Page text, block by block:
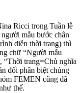
Ricci trong Tuần lễ
mẫu bước chân
diễn thời trang) thì
chữ “Người mẫu
“Thời trang=Chủ nghĩa
đối phân biệt chủng
FEMEN cũng đã
thế.